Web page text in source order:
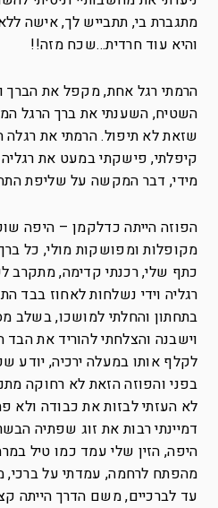
מתגברת בי, תתבייש לך, אישה
והיא עוד חרדית…שכח מזה!!
הרמתי רגל אחת, מקפל את הברך
השטיח, השענתי את ברך הרגל
שזאת לא תיפול. הרמתי את רגלה
קיפלתי, פישקתי במעט את
מידי, דבר המקשה על שליפת
הפוזה הייתה כדלקמן – היפה
מקופלות ומפושקות מולי, כל
כתף שלי, רכנתי קדימה, מתקרב
רגליה וידי נשלחות לאחוז בבד
בתחתון והחלתי למושכו, בשלב
וישבנה והצלחתי להוריד את הבד
לקלף אותו במעלה ירכיה, יודע
בפני והפוזה הזאת לא רחוקה
לא העזתי לבזות את כבודה ולא
דמיינתי רבות את זוג שפתיה
היפה, הזין שלי עמד כמו טיל
מהפתח לרחמה, עמדתי על ברכי,
עד לברכיים, משם הדרך הייתה